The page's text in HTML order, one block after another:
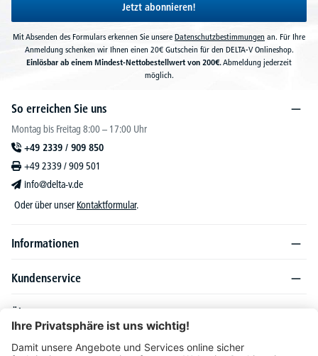
Jetzt abonnieren!
Mit Absenden des Formulars erkennen Sie unsere Datenschutzbestimmungen an. Für Ihre
Anmeldung schenken wir Ihnen einen 20€ Gutschein für den DELTA-V Onlineshop.
Einlösbar ab einem Mindest-Nettobestellwert von 200€.Abmeldung jederzeit
möglich.
So erreichen Sie uns
Montag bis Freitag 8:00 – 17:00 Uhr
+49 2339 / 909 850
+49 2339 / 909 501
info@delta-v.de
Oder über unser Kontaktformular.
Informationen
Kundenservice
Über DELTA-V
Produktsortiment